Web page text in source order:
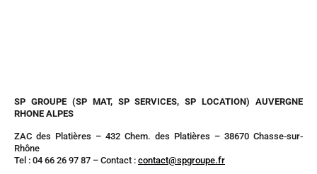
SP GROUPE (SP MAT, SP SERVICES, SP LOCATION) AUVERGNE
RHONE ALPES
ZAC des Platières – 432 Chem. des Platières – 38670 Chasse-sur-
Rhône
Tel : 04 66 26 97 87 – Contact : contact@spgroupe.fr